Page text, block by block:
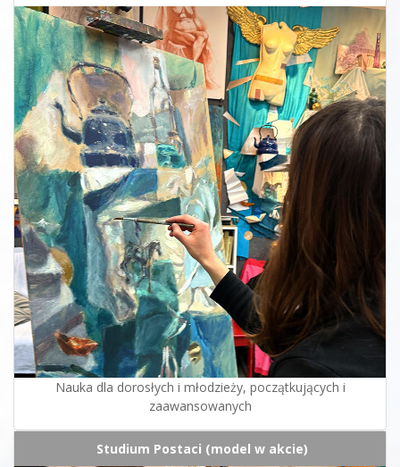
Nauka dla dorosłych i młodzieży, początkujących i
zaawansowanych
Studium Postaci (model w akcie)